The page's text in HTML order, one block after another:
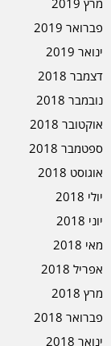
מרץ 2019
פברואר 2019
ינואר 2019
דצמבר 2018
נובמבר 2018
אוקטובר 2018
ספטמבר 2018
אוגוסט 2018
יולי 2018
יוני 2018
מאי 2018
אפריל 2018
מרץ 2018
פברואר 2018
ינואר 2018